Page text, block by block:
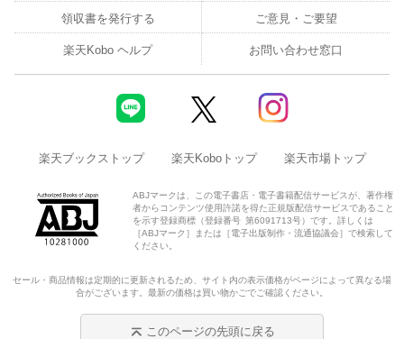
領収書を発行する ご意見・ご要望
楽天Kobo ヘルプ お問い合わせ窓口
楽天ブックストップ 楽天Koboトップ 楽天市場トップ
ABJマークは、この電子書店・電子書籍配信サービスが、著作権
者からコンテンツ使用許諾を得た正規版配信サービスであること
を示す登録商標（登録番号 第6091713号）です。詳しくは
［ABJマーク］または［電子出版制作・流通協議会］で検索して
ください。
セール・商品情報は定期的に更新されるため、サイト内の表示価格がページによって異なる場
合がございます。最新の価格は買い物かごでご確認ください。
このページの先頭に戻る